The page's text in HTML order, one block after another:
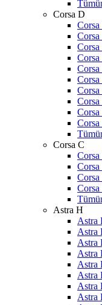
Corsa D
Corsa
Corsa
Corsa
Corsa C
Corsa
Corsa
Corsa
Astra H
Astra
Astra
Astra
Astra
Astra
Astra
Astra
Astra